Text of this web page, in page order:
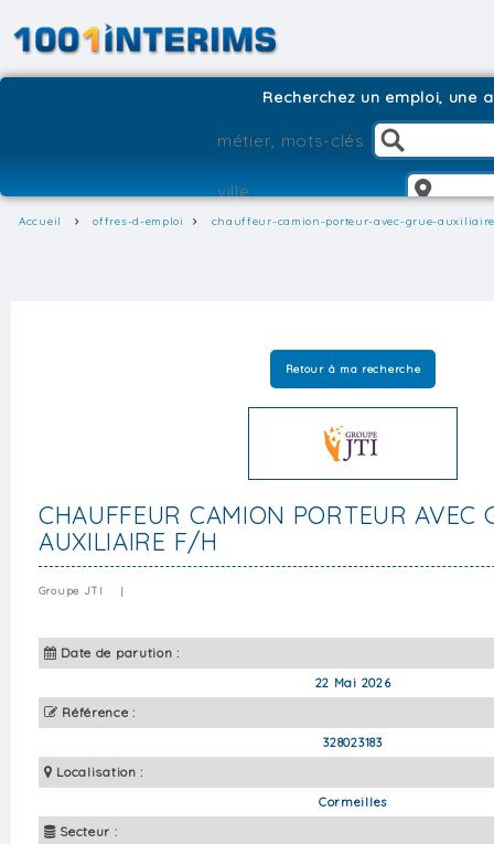
Recherchez un emploi, une
Accueil offres-d-emploi chauffeur-camion-porteur-avec-grue-
Retour à ma recherche
CHAUFFEUR CAMION PORTEUR AVEC
AUXILIAIRE F/H
Groupe JTI |
Date de parution :
22 Mai 2026
Référence :
328023183
Localisation :
Cormeilles
Secteur :